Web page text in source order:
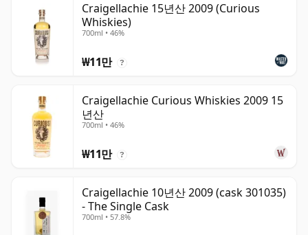
Craigellachie 15년산 2009 (Curious
Whiskies)
700ml • 46%
₩11만 ?
Craigellachie Curious Whiskies 2009 15
년산
700ml • 46%
₩11만 ?
Craigellachie 10년산 2009 (cask 301035)
- The Single Cask
700ml • 57.8%